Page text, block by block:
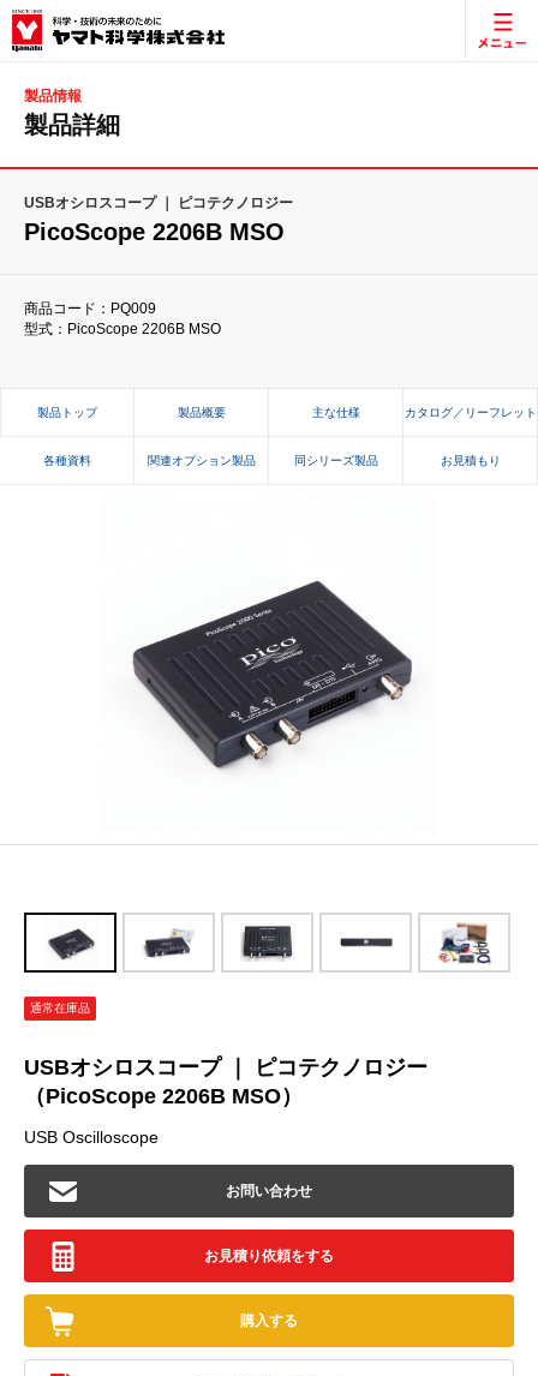
製品情報
製品詳細
USBオシロスコープ ｜ ピコテクノロジー
PicoScope 2206B MSO
商品コード：PQ009
型式：PicoScope 2206B MSO
製品トップ 製品概要 主な仕様 カタログ／リーフレット
各種資料 関連オプション製品 同シリーズ製品 お見積もり
通常在庫品
USBオシロスコープ ｜ ピコテクノロジー
（PicoScope 2206B MSO）
USB Oscilloscope
お問い合わせ
お見積り依頼をする
購入する